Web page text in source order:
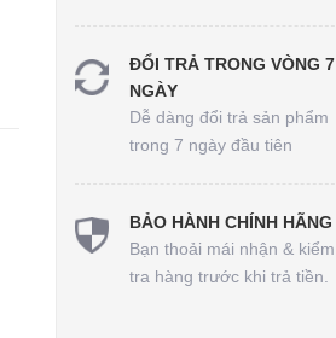
ĐỔI TRẢ TRONG VÒNG 7
NGÀY
Dễ dàng đổi trả sản phẩm
trong 7 ngày đầu tiên
BẢO HÀNH CHÍNH HÃNG
Bạn thoải mái nhận & kiểm
tra hàng trước khi trả tiền.